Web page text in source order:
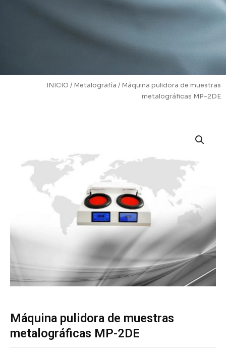
INICIO / Metalografía / Máquina pulidora de muestras
metalográficas MP-2DE
Máquina pulidora de muestras
metalográficas MP-2DE